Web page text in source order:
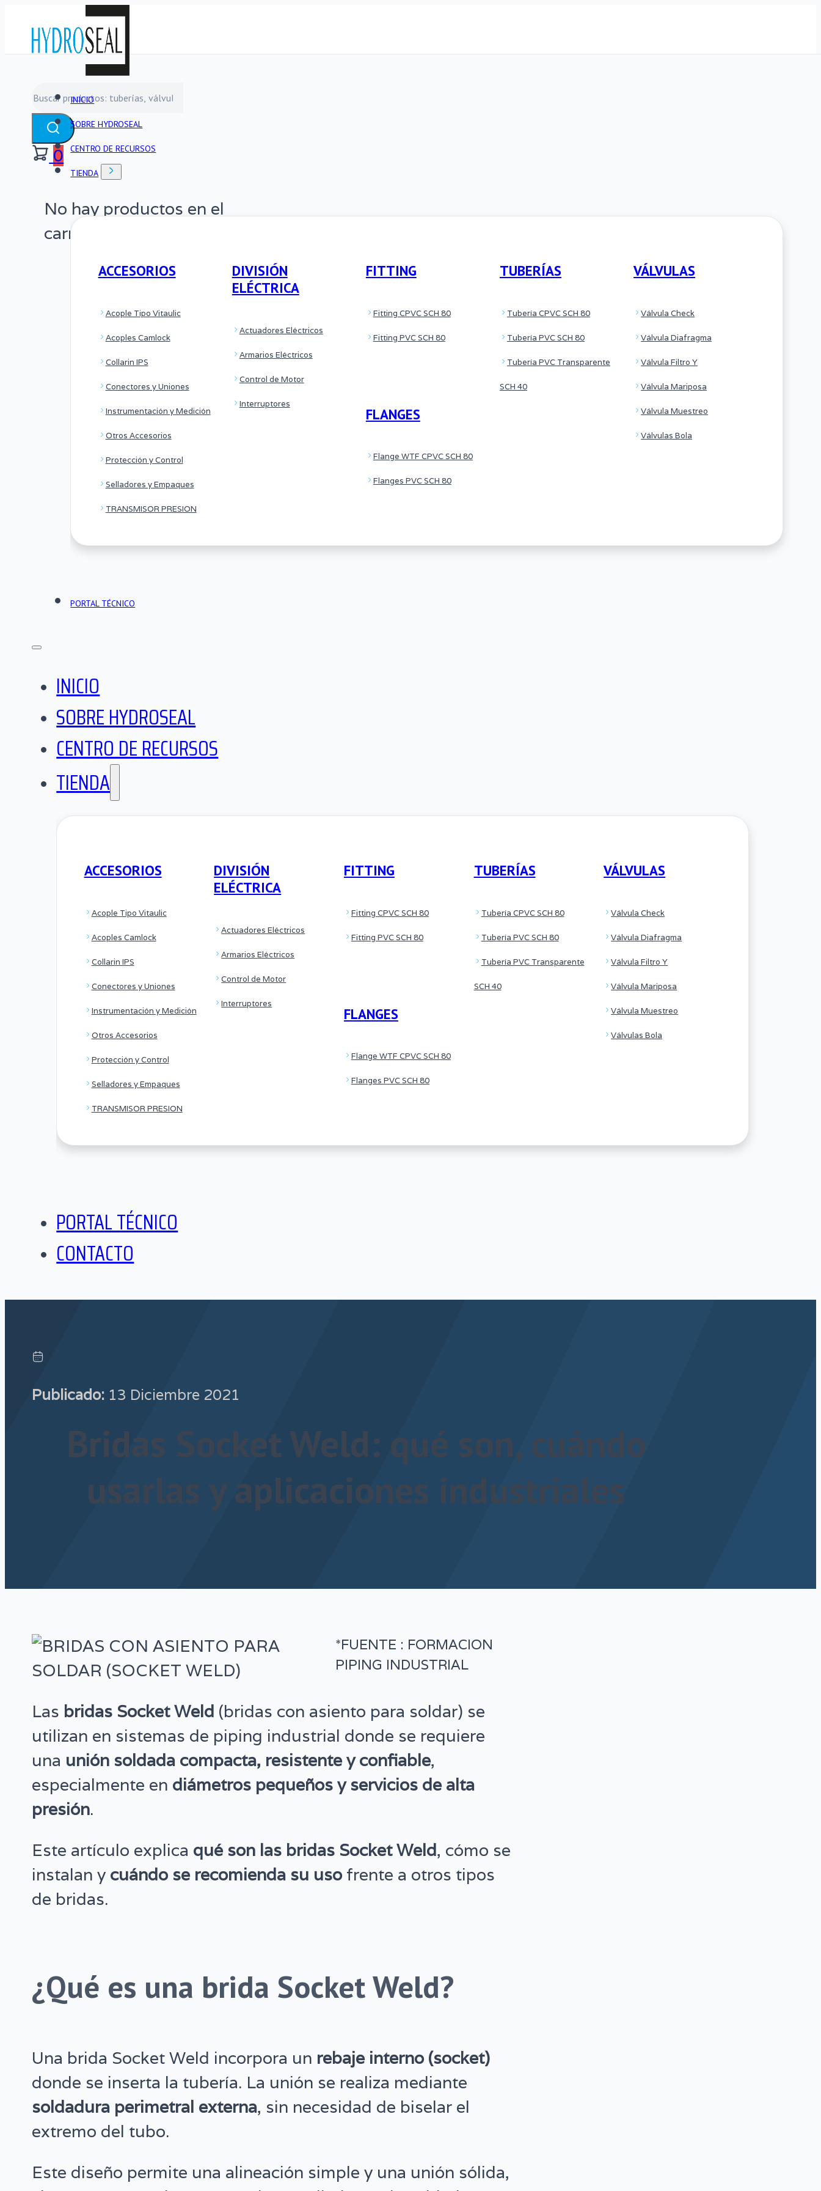
Buscar
0
No hay productos en el
carrito.
INICIO
SOBRE HYDROSEAL
CENTRO DE RECURSOS
TIENDA
ACCESORIOS
Acople Tipo Vitaulic
Acoples Camlock
Collarin IPS
Conectores y Uniones
Instrumentación y Medición
Otros Accesorios
Protección y Control
Selladores y Empaques
TRANSMISOR PRESION
DIVISIÓN
ELÉCTRICA
Actuadores Eléctricos
Armarios Eléctricos
Control de Motor
Interruptores
FITTING
Fitting CPVC SCH 80
Fitting PVC SCH 80
FLANGES
Flange WTF CPVC SCH 80
Flanges PVC SCH 80
TUBERÍAS
Tubería CPVC SCH 80
Tubería PVC SCH 80
Tubería PVC Transparente
SCH 40
VÁLVULAS
Válvula Check
Válvula Diafragma
Válvula Filtro Y
Válvula Mariposa
Válvula Muestreo
Válvulas Bola
PORTAL TÉCNICO
INICIO
SOBRE HYDROSEAL
CENTRO DE RECURSOS
TIENDA
ACCESORIOS
Acople Tipo Vitaulic
Acoples Camlock
Collarin IPS
Conectores y Uniones
Instrumentación y Medición
Otros Accesorios
Protección y Control
Selladores y Empaques
TRANSMISOR PRESION
DIVISIÓN
ELÉCTRICA
Actuadores Eléctricos
Armarios Eléctricos
Control de Motor
Interruptores
FITTING
Fitting CPVC SCH 80
Fitting PVC SCH 80
FLANGES
Flange WTF CPVC SCH 80
Flanges PVC SCH 80
TUBERÍAS
Tubería CPVC SCH 80
Tubería PVC SCH 80
Tubería PVC Transparente
SCH 40
VÁLVULAS
Válvula Check
Válvula Diafragma
Válvula Filtro Y
Válvula Mariposa
Válvula Muestreo
Válvulas Bola
PORTAL TÉCNICO
CONTACTO
Publicado: 13 Diciembre 2021
Bridas Socket Weld: qué son, cuándo
usarlas y aplicaciones industriales
*FUENTE : FORMACION
PIPING INDUSTRIAL
Las bridas Socket Weld (bridas con asiento para soldar) se
utilizan en sistemas de piping industrial donde se requiere
una unión soldada compacta, resistente y confiable,
especialmente en diámetros pequeños y servicios de alta
presión.
Este artículo explica qué son las bridas Socket Weld, cómo se
instalan y cuándo se recomienda su uso frente a otros tipos
de bridas.
¿Qué es una brida Socket Weld?
Una brida Socket Weld incorpora un rebaje interno (socket)
donde se inserta la tubería. La unión se realiza mediante
soldadura perimetral externa, sin necesidad de biselar el
extremo del tubo.
Este diseño permite una alineación simple y una unión sólida,